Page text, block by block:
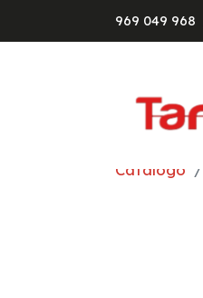
969 049 968
Catálogo